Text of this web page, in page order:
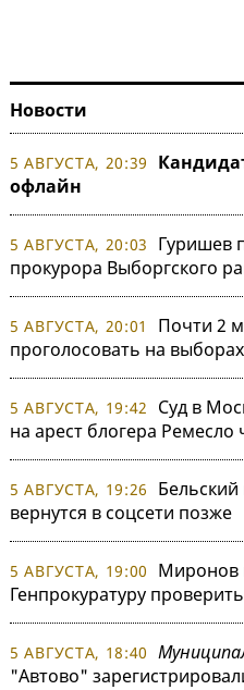
Новости
5 АВГУСТА, 20:39
офлайн
5 АВГУСТА, 20:03
Гуришев
прокурора Выборгского
5 АВГУСТА, 20:01
Почти 2
проголосовать на
5 АВГУСТА, 19:42
Суд в
на арест блогера Ремесло
5 АВГУСТА, 19:26
вернутся в соцсети позже
5 АВГУСТА, 19:00
Миронов
Генпрокуратуру
5 АВГУСТА, 18:40
"Автово"